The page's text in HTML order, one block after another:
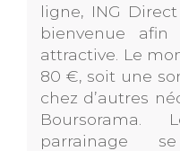
ligne, ING
bienvenue
attractive. Le
80 €, soit une
chez d’autres
Boursorama.
parrainage